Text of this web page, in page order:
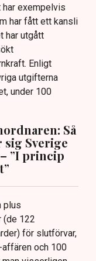
exempelvis
har fått ett kansli
har utgått
Enligt
utgifterna
under 100
Så
sig Sverige
”I princip
plus
(de 122
för slutförvar,
och 100